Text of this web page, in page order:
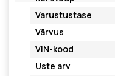
Varustustase
Värvus
VIN-kood
Uste arv